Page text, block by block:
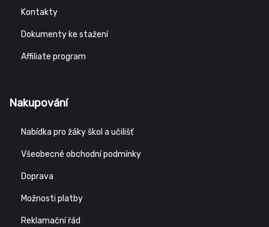
Kontakty
Dokumenty ke stažení
Affiliate program
Nakupování
Nabídka pro žáky škol a učilišť
Všeobecné obchodní podmínky
Doprava
Možnosti platby
Reklamační řád